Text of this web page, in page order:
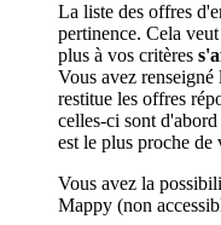
La liste des offres
pertinence. Cela
plus à vos critères
Vous avez
restitue les offres
celles-ci sont
est le plus proche de
Vous avez la
Mappy (non